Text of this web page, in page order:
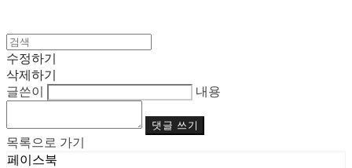
수정하기
삭제하기
글쓴이
내용
댓글 쓰기
목록으로 가기
페이스북